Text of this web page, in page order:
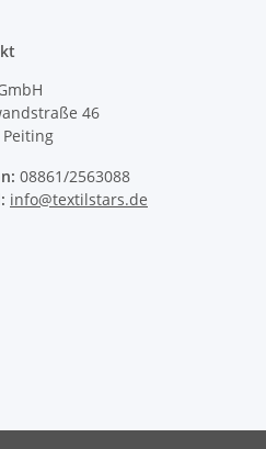
46
Peiting
08861/2563088
info@textilstars.de